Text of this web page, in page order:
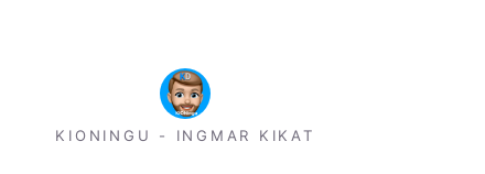
KIONINGU - INGMAR KIKAT